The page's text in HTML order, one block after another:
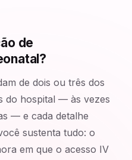
de
de dois ou três dos
do hospital — às vezes
— e cada detalhe
sustenta tudo: o
em que o acesso IV